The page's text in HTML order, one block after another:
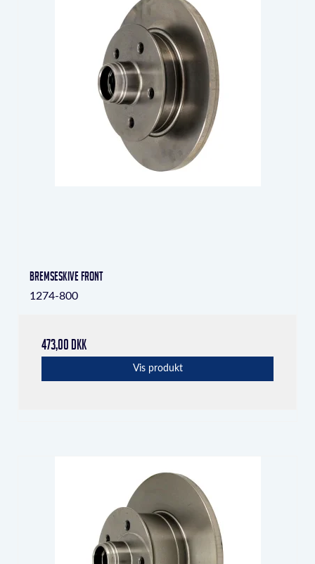
Bremseskive front
1274-800
473,00 DKK
Vis produkt